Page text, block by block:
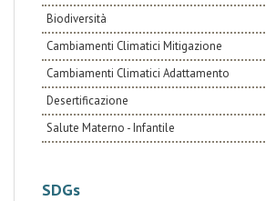
Biodiversità
Cambiamenti Climatici Mitigazione
Cambiamenti Climatici Adattamento
Desertificazione
Salute Materno - Infantile
SDGs